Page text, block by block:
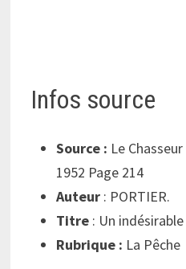
Infos source
Source : Le
1952 Page 214
Auteur: PORTIER.
Titre : Un
Rubrique : La Pêche